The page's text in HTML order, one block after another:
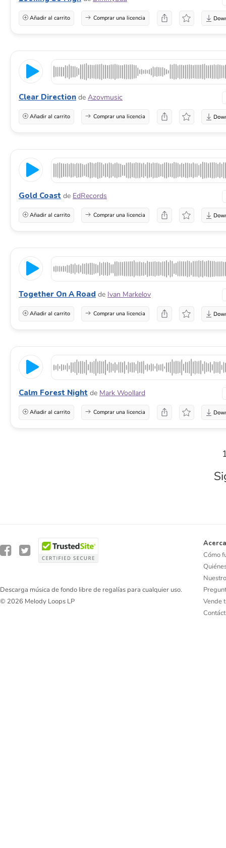
Añadir al carrito Comprar una licencia
Clear Direction de Azovmusic
Añadir al carrito Comprar una licencia
Gold Coast de EdRecords
Añadir al carrito Comprar una licencia
Together On A Road de Ivan Markelov
Añadir al carrito Comprar una licencia
Calm Forest Night de Mark Woollard
Añadir al carrito Comprar una licencia
Descarga música de fondo libre de regalías para cualquier uso.
© 2026 Melody Loops LP
Cómo
Vende